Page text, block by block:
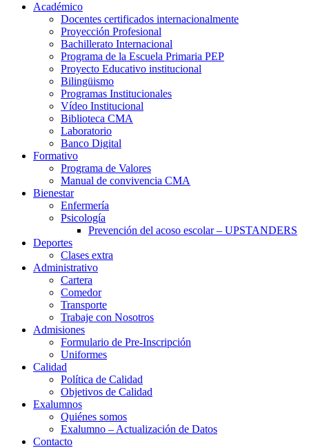
Académico
Docentes certificados internacionalmente
Proyección Profesional
Bachillerato Internacional
Programa de la Escuela Primaria PEP
Proyecto Educativo institucional
Bilingüismo
Programas Institucionales
Vídeo Institucional
Biblioteca CMA
Laboratorio
Banco Digital
Formativo
Programa de Valores
Manual de convivencia CMA
Bienestar
Enfermería
Psicología
Prevención del acoso escolar – UPSTANDERS
Deportes
Clases extra
Administrativo
Cartera
Comedor
Transporte
Trabaje con Nosotros
Admisiones
Formulario de Pre-Inscripción
Uniformes
Calidad
Política de Calidad
Objetivos de Calidad
Exalumnos
Quiénes somos
Exalumno – Actualización de Datos
Contacto